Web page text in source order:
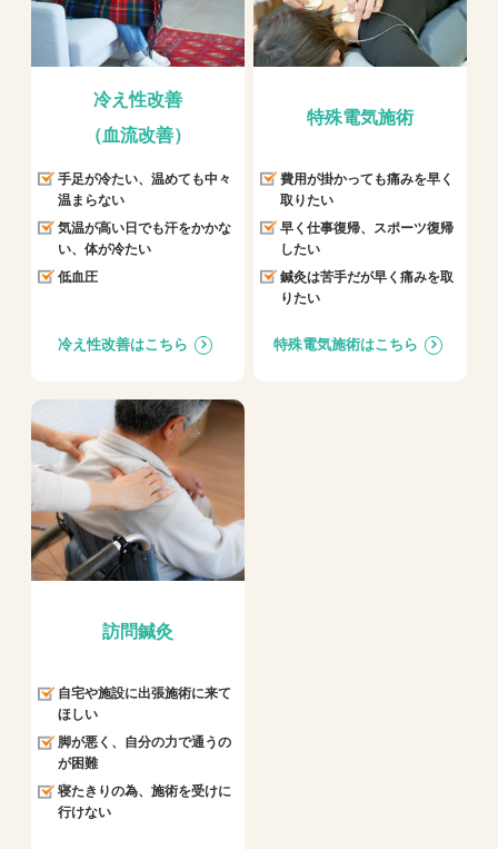
冷え性改善
（血流改善）
手足が冷たい、温めても中々
温まらない
気温が高い日でも汗をかかな
い、体が冷たい
低血圧
冷え性改善はこちら
特殊電気施術
費用が掛かっても痛みを早く
取りたい
早く仕事復帰、スポーツ復帰
したい
鍼灸は苦手だが早く痛みを取
りたい
特殊電気施術はこちら
訪問鍼灸
自宅や施設に出張施術に来て
ほしい
脚が悪く、自分の力で通うの
が困難
寝たきりの為、施術を受けに
行けない